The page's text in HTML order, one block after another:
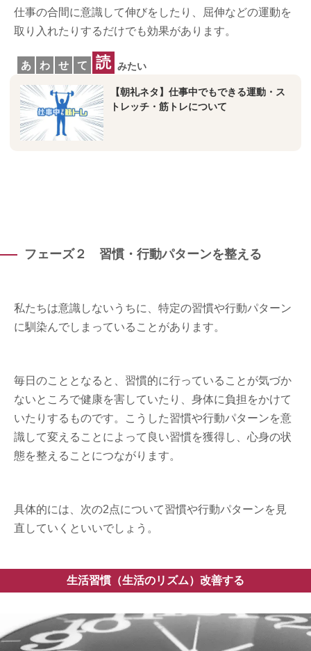
仕事の合間に意識して伸びをしたり、屈伸などの運動を
取り入れたりするだけでも効果があります。
あ わ せ て 読 みたい
【朝礼ネタ】仕事中でもできる運動・ス
トレッチ・筋トレについて
フェーズ２ 習慣・行動パターンを整える
私たちは意識しないうちに、特定の習慣や行動パターン
に馴染んでしまっていることがあります。
毎日のこととなると、習慣的に行っていることが気づか
ないところで健康を害していたり、身体に負担をかけて
いたりするものです。こうした習慣や行動パターンを意
識して変えることによって良い習慣を獲得し、心身の状
態を整えることにつながります。
具体的には、次の2点について習慣や行動パターンを見
直していくといいでしょう。
生活習慣（生活のリズム）改善する